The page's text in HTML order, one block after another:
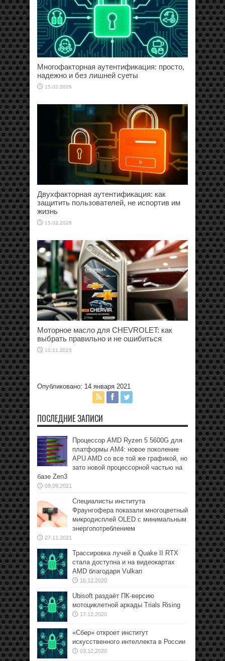
Многофакторная аутентификация: просто,
надежно и без лишней суеты
15.02.2026
Двухфакторная аутентификация: как
защитить пользователей, не испортив им
жизнь
15.02.2026
Моторное масло для CHEVROLET: как
выбрать правильно и не ошибиться
10.11.2025
Опубликовано: 14 января 2021
ПОСЛЕДНИЕ ЗАПИСИ
Процессор AMD Ryzen 5 5600G для
платформы АМ4: новое поколение
APU AMD со все той же графикой, но
зато новой процессорной частью на
базе Zen3
08.09.2021
Специалисты института
Фраунгофера показали многоцветный
микродисплей OLED с минимальным
энергопотреблением
27.11.2021
Трассировка лучей в Quake II RTX
стала доступна и на видеокартах
AMD благодаря Vulkan
16.12.2020
Ubisoft раздаёт ПК-версию
мотоциклетной аркады Trials Rising
17.12.2020
«Сбер» откроет институт
искусственного интеллекта в России
03.12.2020